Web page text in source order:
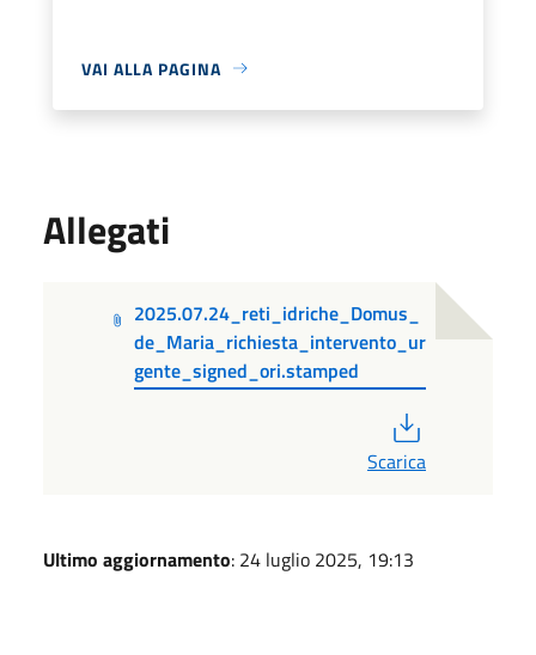
VAI ALLA PAGINA
Allegati
2025.07.24_reti_idriche_Domus_
de_Maria_richiesta_intervento_ur
gente_signed_ori.stamped
Scarica
Ultimo aggiornamento: 24 luglio 2025, 19:13